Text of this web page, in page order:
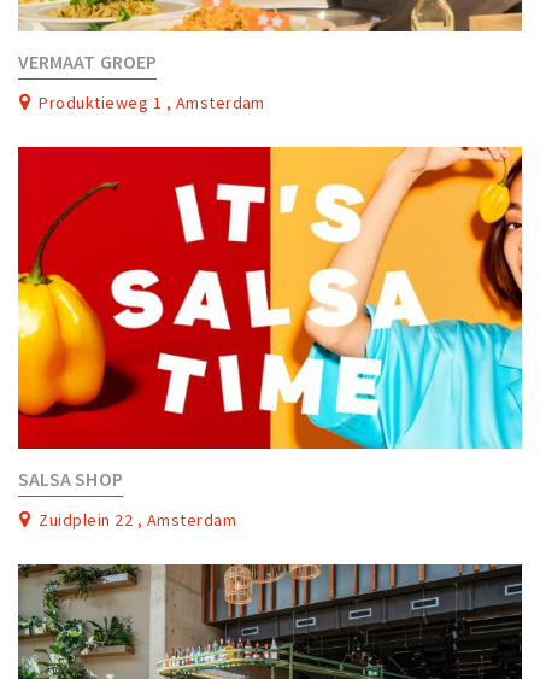
VERMAAT GROEP
Produktieweg 1 , Amsterdam
SALSA SHOP
Zuidplein 22 , Amsterdam